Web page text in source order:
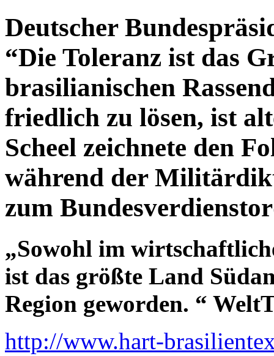
Deutscher
“Die Toleranz ist das
brasilianischen
friedlich zu lösen, ist
Scheel zeichnete den
während der
zum
„Sowohl im
ist das größte Land
Region geworden. “
http://www.hart-